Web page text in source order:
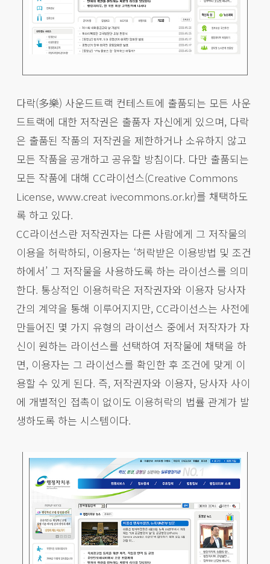
다락(多樂) 사운드트랙 컨테스트에 출품되는 모든 사운
드트랙에 대한 저작권은 출품자 자신에게 있으며, 다락
은 출품된 작품의 저작권을 제한하거나 소유하지 않고
모든 작품을 공개하고 공유할 방침이다. 다만 출품되는
모든 작품에 대해 CC라이선스(Creative Commons
License, www.creat ivecommons.or.kr)를 채택하도
록 하고 있다.
CC라이선스란 저작권자는 다른 사람에게 그 저작물의
이용을 허락하되, 이용자는 ‘허락받은 이용방법 및 조건
하에서’ 그 저작물을 사용하도록 하는 라이선스를 의미
한다. 통상적인 이용허락은 저작권자와 이용자 당사자
간의 계약을 통해 이루어지지만, CC라이선스는 사전에
만들어진 몇 가지 유형의 라이선스 중에서 저작자가 자
신이 원하는 라이선스를 선택하여 저작물에 채택을 하
면, 이용자는 그 라이선스를 확인한 후 조건에 맞게 이
용할 수 있게 된다. 즉, 저작권자와 이용자, 당사자 사이
에 개별적인 접촉이 없이도 이용허락의 법률 관계가 발
생하도록 하는 시스템이다.